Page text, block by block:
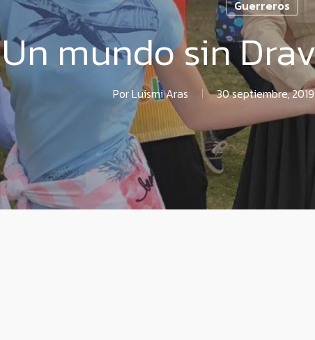
Guerreros
Un mundo sin
PorLuismi Aras 30 septiembre, 2019